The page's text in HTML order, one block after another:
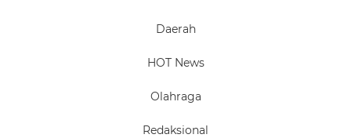
Daerah
HOT News
Olahraga
Redaksional